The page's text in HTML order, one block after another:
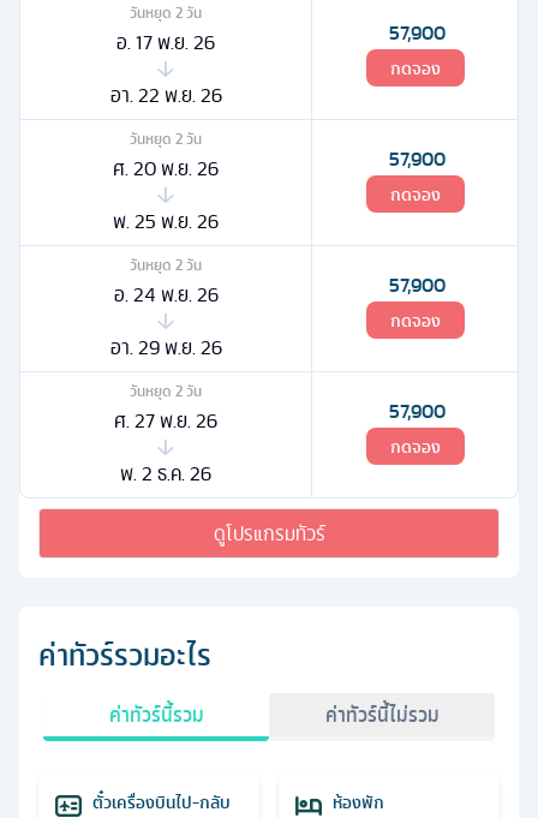
วันหยุด 2วัน
อ. 17 พ.ย. 26
อา. 22 พ.ย. 26
57,900
กดจอง
วันหยุด 2วัน
ศ. 20 พ.ย. 26
พ. 25 พ.ย. 26
57,900
กดจอง
วันหยุด 2วัน
อ. 24 พ.ย. 26
อา. 29 พ.ย. 26
57,900
กดจอง
วันหยุด 2วัน
ศ. 27 พ.ย. 26
พ. 2 ธ.ค. 26
57,900
กดจอง
ดูโปรแกรมทัวร์
ค่าทัวร์รวมอะไร
ค่าทัวร์นี้รวม ค่าทัวร์นี้ไม่รวม
ตั๋วเครื่องบินไป-กลับ ห้องพัก